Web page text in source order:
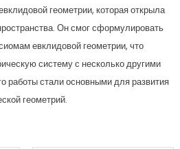
геометрии, которая открыла
Он смог сформулировать
евклидовой геометрии, что
систему с несколько другими
работы стали основными для развития
геометрий.